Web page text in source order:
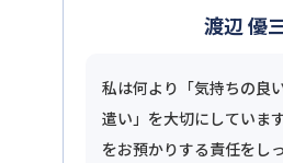
渡辺 優
私は何より「気持ちの良
遣い」を大切にしていま
をお預かりする責任をし